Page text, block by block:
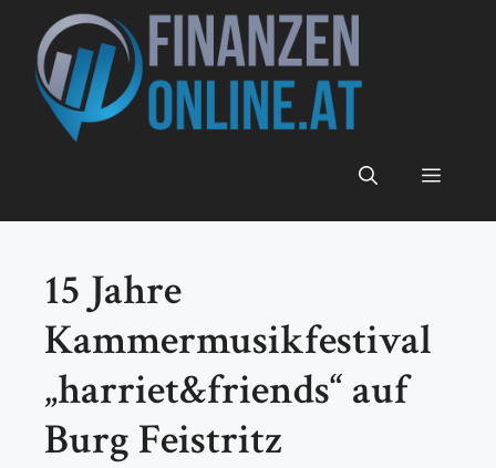
Inhalt
springen
Menü
15 Jahre
Kammermusikfestival
„harriet&friends“ auf
Burg Feistritz